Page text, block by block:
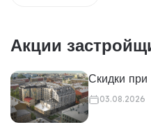
Акции
Скидки при
03.08.2026